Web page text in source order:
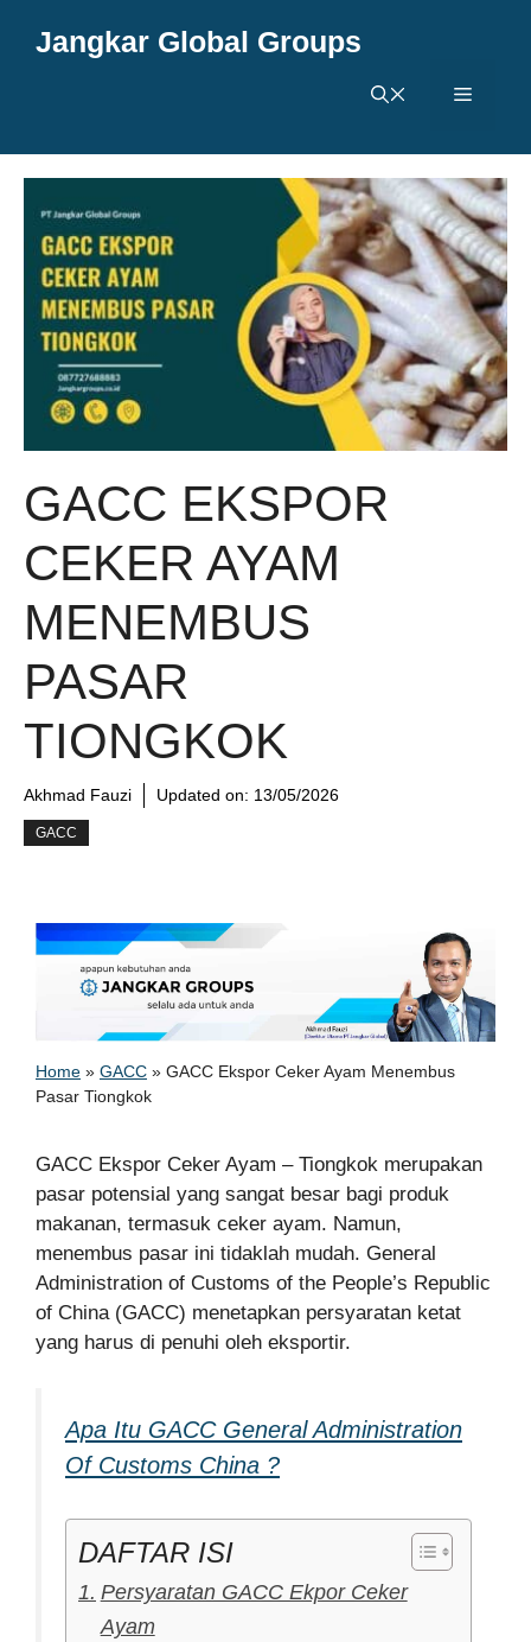
Jangkar Global Groups
Menu
GACC EKSPOR
CEKER AYAM
MENEMBUS
PASAR
TIONGKOK
Akhmad Fauzi Updated on: 13/05/2026
GACC
Home » GACC » GACC Ekspor Ceker Ayam Menembus
Pasar Tiongkok
GACC Ekspor Ceker Ayam – Tiongkok merupakan
pasar potensial yang sangat besar bagi produk
makanan, termasuk ceker ayam. Namun,
menembus pasar ini tidaklah mudah. General
Administration of Customs of the People’s Republic
of China (GACC) menetapkan persyaratan ketat
yang harus di penuhi oleh eksportir.
Apa Itu GACC General Administration
Of Customs China ?
DAFTAR ISI
Persyaratan GACC Ekpor Ceker
Ayam